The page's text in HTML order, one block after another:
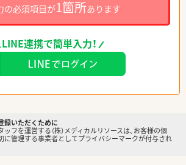
の必須項目が1箇所あります
LINE連携で簡単入力！
録いただくために
ッフを運営する（株）メディカルリソースは、お客様の個
に管理する事業者としてプライバシーマークが付与され